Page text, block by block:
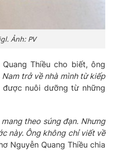
Ảnh: PV
Thiều cho biết, ông
trở về nhà mình từ kiếp
nuôi dưỡng từ những
theo súng đạn. Nhưng
này. Ông không chỉ viết về
Nguyễn Quang Thiều chia